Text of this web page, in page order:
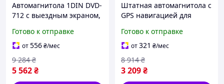
Автомагнитола 1DIN DVD-
712 с выездным экраном,
магнитола + пульт
управления
Готово к отправке
от556₴/мес
5 562₴
9 284 ₴
Штатная автомагнитола с
GPS навигацией для
под управлением ОС
Android
Готово к отправке
от321 ₴/мес
3 209₴
8 914 ₴